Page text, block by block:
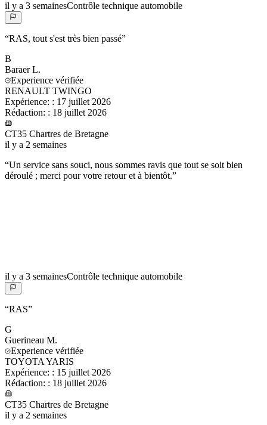
il y a 3 semainesContrôle technique automobile
“RAS, tout s'est très bien passé”
B
Baraer L.
Experience vérifiée
RENAULT TWINGO
Expérience: : 17 juillet 2026
Rédaction: : 18 juillet 2026
CT35 Chartres de Bretagne
il y a 2 semaines
“Un service sans souci, nous sommes ravis que tout se soit bien
déroulé ; merci pour votre retour et à bientôt.”
il y a 3 semainesContrôle technique automobile
“RAS”
G
Guerineau M.
Experience vérifiée
TOYOTA YARIS
Expérience: : 15 juillet 2026
Rédaction: : 18 juillet 2026
CT35 Chartres de Bretagne
il y a 2 semaines